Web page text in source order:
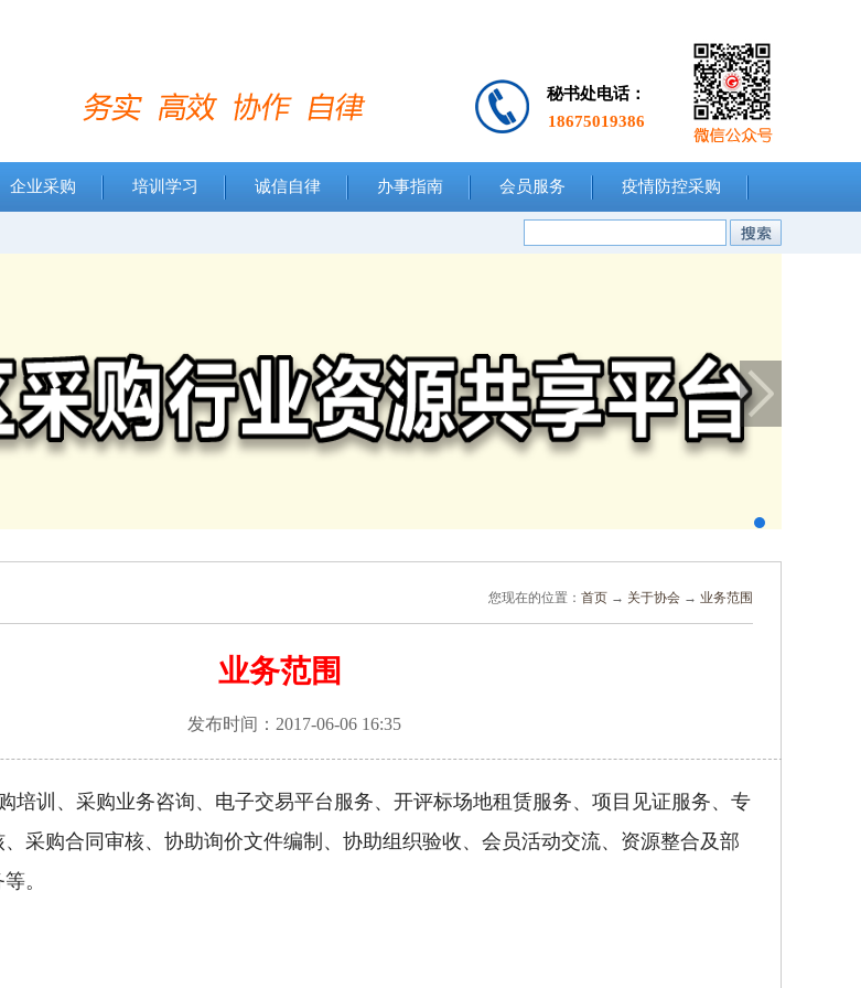
秘书处电话：
18675019386
企业采购 培训学习 诚信自律 办事指南 会员服务 疫情防控采购
您现在的位置： 首页 → 关于协会 → 业务范围
业务范围
发布时间：2017-06-06 16:35
培训、采购业务咨询、电子交易平台服务、开评标场地租赁服务、项目见证服务、专
采购合同审核、协助询价文件编制、协助组织验收、会员活动交流、资源整合及部
。